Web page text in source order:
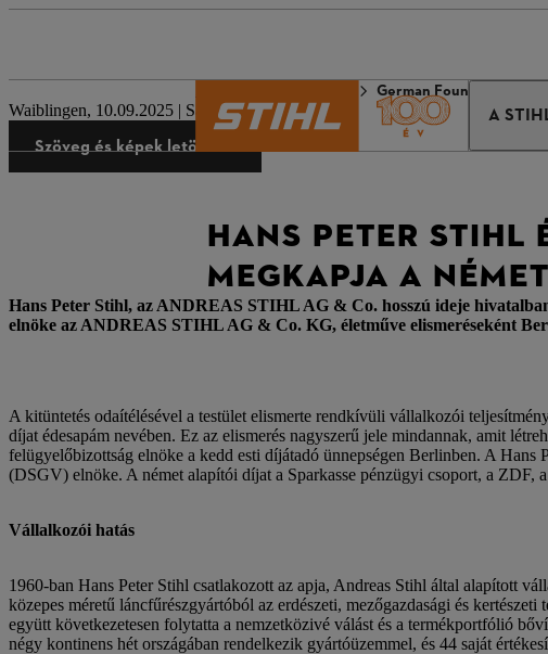
A
German Founders Award
Waiblingen, 10.09.2025 | Sajtóközlemény
Szöveg és képek letöltése
HANS PETER STIHL
MEGKAPJA A
Hans Peter Stihl, az ANDREAS STIHL AG & Co. hosszú ideje
elnöke az ANDREAS STIHL AG & Co. KG, életműve elismeréseként
A kitüntetés odaítélésével a testület elismerte rendkívüli vállalkozói
díjat édesapám nevében. Ez az elismerés nagyszerű jele mindannak, amit
felügyelőbizottság elnöke a kedd esti díjátadó ünnepségen Berlinben. A
(DSGV) elnöke. A német alapítói díjat a Sparkasse pénzügyi csoport, a ZDF,
Vállalkozói hatás
1960-ban Hans Peter Stihl csatlakozott az apja, Andreas Stihl által alapított
közepes méretű láncfűrészgyártóból az erdészeti, mezőgazdasági és
együtt következetesen folytatta a nemzetközivé válást és a termékportfólió
négy kontinens hét országában rendelkezik gyártóüzemmel, és 44 saját